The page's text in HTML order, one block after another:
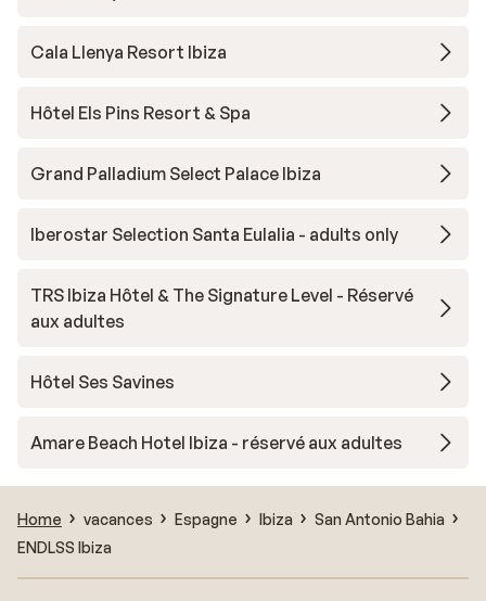
Cala Llenya Resort Ibiza
Hôtel Els Pins Resort & Spa
Grand Palladium Select Palace Ibiza
Iberostar Selection Santa Eulalia - adults only
TRS Ibiza Hôtel & The Signature Level - Réservé
aux adultes
Hôtel Ses Savines
Amare Beach Hotel Ibiza - réservé aux adultes
Home vacances Espagne Ibiza
San Antonio Bahia
ENDLSS Ibiza